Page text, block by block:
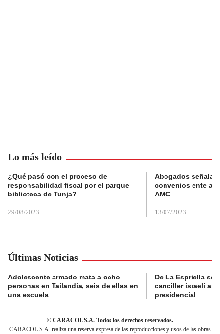
Lo más leído
¿Qué pasó con el proceso de
responsabilidad fiscal por el parque
biblioteca de Tunja?
29/08/2023
Abogados
convenios ente
AMC
13/07/2023
Últimas Noticias
Adolescente armado mata a ocho
personas en Tailandia, seis de ellas en
una escuela
De La Espriella se
canciller israelí
presidencial
© CARACOL S.A. Todos los derechos reservados.
CARACOL S.A. realiza una reserva expresa de las reproducciones y usos de las obras